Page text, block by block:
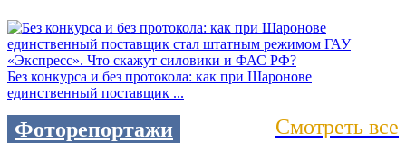
Без конкурса и без протокола: как при Шаронове
единственный поставщик ...
Фоторепортажи Смотреть все